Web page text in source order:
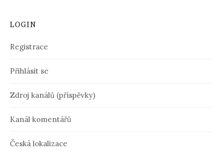
LOGIN
Registrace
Přihlásit se
Zdroj kanálů (příspěvky)
Kanál komentářů
Česká lokalizace